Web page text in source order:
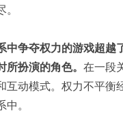
中争夺权力的游戏超越
所扮演的角色。 在一段
互动模式。权力不平衡
中。